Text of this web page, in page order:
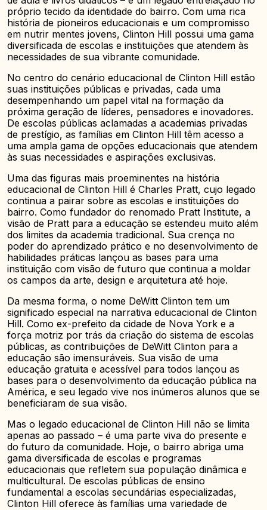
próprio tecido da identidade do bairro. Com uma rica
história de pioneiros educacionais e um compromisso
em nutrir mentes jovens, Clinton Hill possui uma gama
diversificada de escolas e instituições que atendem às
necessidades de sua vibrante comunidade.
No centro do cenário educacional de Clinton Hill estão
suas instituições públicas e privadas, cada uma
desempenhando um papel vital na formação da
próxima geração de líderes, pensadores e inovadores.
De escolas públicas aclamadas a academias privadas
de prestígio, as famílias em Clinton Hill têm acesso a
uma ampla gama de opções educacionais que atendem
às suas necessidades e aspirações exclusivas.
Uma das figuras mais proeminentes na história
educacional de Clinton Hill é Charles Pratt, cujo legado
continua a pairar sobre as escolas e instituições do
bairro. Como fundador do renomado Pratt Institute, a
visão de Pratt para a educação se estendeu muito além
dos limites da academia tradicional. Sua crença no
poder do aprendizado prático e no desenvolvimento de
habilidades práticas lançou as bases para uma
instituição com visão de futuro que continua a moldar
os campos da arte, design e arquitetura até hoje.
Da mesma forma, o nome DeWitt Clinton tem um
significado especial na narrativa educacional de Clinton
Hill. Como ex-prefeito da cidade de Nova York e a
força motriz por trás da criação do sistema de escolas
públicas, as contribuições de DeWitt Clinton para a
educação são imensuráveis. Sua visão de uma
educação gratuita e acessível para todos lançou as
bases para o desenvolvimento da educação pública na
América, e seu legado vive nos inúmeros alunos que se
beneficiaram de sua visão.
Mas o legado educacional de Clinton Hill não se limita
apenas ao passado – é uma parte viva do presente e
do futuro da comunidade. Hoje, o bairro abriga uma
gama diversificada de escolas e programas
educacionais que refletem sua população dinâmica e
multicultural. De escolas públicas de ensino
fundamental a escolas secundárias especializadas,
Clinton Hill oferece às famílias uma variedade de